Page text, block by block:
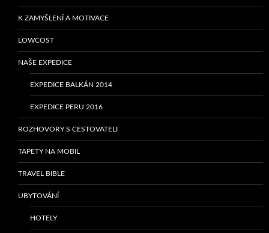
K ZAMYŠLENÍ A MOTIVACE
LOWCOST
NAŠE EXPEDICE
EXPEDICE BALKÁN 2014
EXPEDICE PERU 2016
ROZHOVORY S CESTOVATELI
TAPETY NA MOBIL
TRAVEL BIBLE
UBYTOVÁNÍ
HOTELY